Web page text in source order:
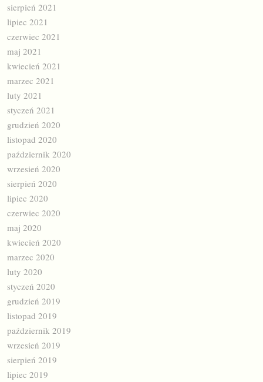
sierpień 2021
lipiec 2021
czerwiec 2021
maj 2021
kwiecień 2021
marzec 2021
luty 2021
styczeń 2021
grudzień 2020
listopad 2020
październik 2020
wrzesień 2020
sierpień 2020
lipiec 2020
czerwiec 2020
maj 2020
kwiecień 2020
marzec 2020
luty 2020
styczeń 2020
grudzień 2019
listopad 2019
październik 2019
wrzesień 2019
sierpień 2019
lipiec 2019